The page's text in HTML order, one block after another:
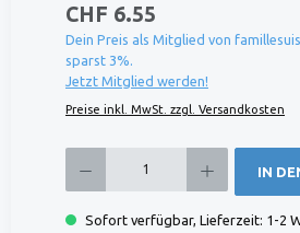
CHF 6.55
Dein Preis als Mitglied von
sparst 3%.
Jetzt Mitglied werden!
Preise inkl. MwSt. zzgl. Versandkosten
IN
Sofort verfügbar, Lieferzeit: 1-2